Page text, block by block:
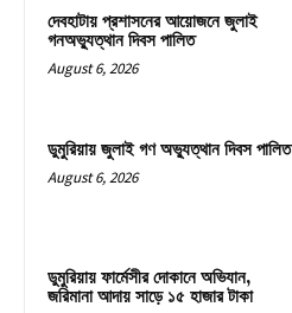
দেবহাটায় প্রশাসনের আয়োজনে জুলাই
গনঅভ্যুত্থান দিবস পালিত
August 6, 2026
ডুমুরিয়ায় জুলাই গণ অভ্যুত্থান দিবস পালিত
August 6, 2026
ডুমুরিয়ায় ফার্মেসীর দোকানে অভিযান,
জরিমানা আদায় সাড়ে ১৫ হাজার টাকা